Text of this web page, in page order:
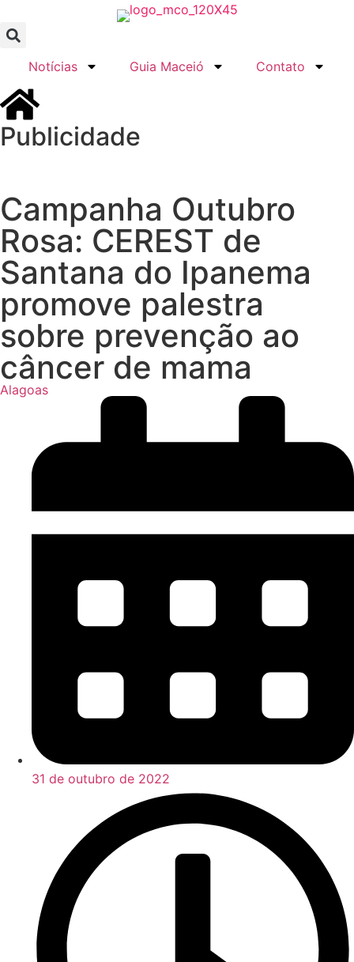
Notícias Guia Maceió Contato
Publicidade
Campanha Outubro
Rosa: CEREST de
Santana do Ipanema
promove palestra
sobre prevenção ao
câncer de mama
Alagoas
31 de outubro de 2022